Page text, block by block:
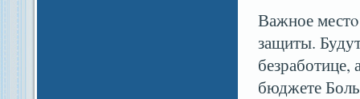
Важное
защиты.
бюджете